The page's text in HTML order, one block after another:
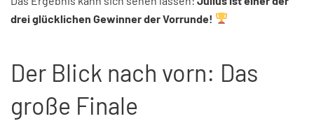
drei glücklichen Gewinner der Vorrunde!
Der Blick nach vorn: Das
große Finale